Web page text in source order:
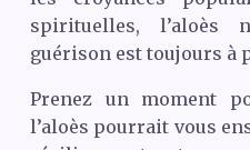
spirituelles, l’aloès
guérison est toujours à
Prenez un moment
l’aloès pourrait vous